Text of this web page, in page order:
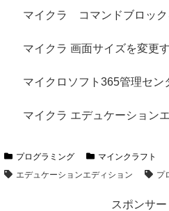
マイクラ コマンドブロック
マイクラ 画面サイズを変更
マイクロソフト365管理セン
マイクラ エデュケーション
プログラミング マインクラフト
エデュケーションエディション
プ
スポンサー